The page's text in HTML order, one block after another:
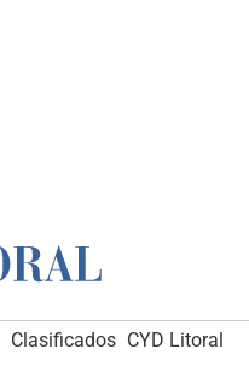
Clasificados CYD Litoral